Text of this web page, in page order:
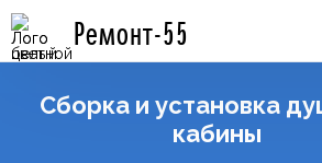
Ремонт-55
Сборка и установка
кабины